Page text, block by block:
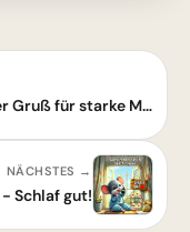
Gute Nacht: Ein ermutigender Gruß für starke Momente
NÄCHSTES →
Schlaf gut!